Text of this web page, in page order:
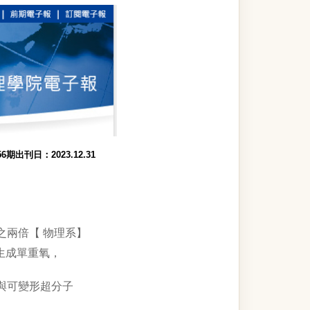
期出刊日：2023.12.31
倍【 物理系】
單重氧，
可變形超分子